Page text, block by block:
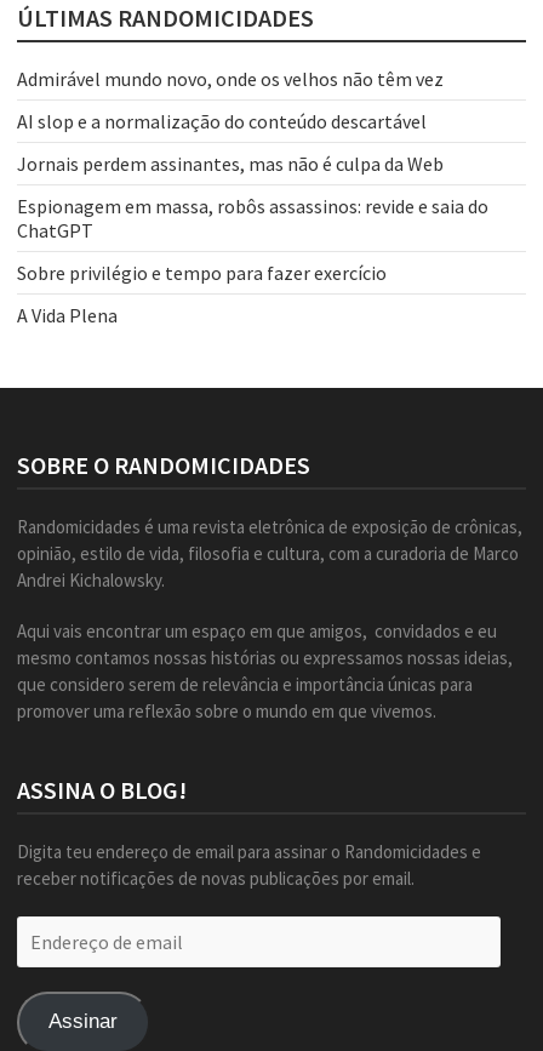
ÚLTIMAS RANDOMICIDADES
Admirável mundo novo, onde os velhos não têm vez
AI slop e a normalização do conteúdo descartável
Jornais perdem assinantes, mas não é culpa da Web
Espionagem em massa, robôs assassinos: revide e saia do
ChatGPT
Sobre privilégio e tempo para fazer exercício
A Vida Plena
SOBRE O RANDOMICIDADES
Randomicidades é uma revista eletrônica de exposição de crônicas,
opinião, estilo de vida, filosofia e cultura, com a curadoria de Marco
Andrei Kichalowsky.
Aqui vais encontrar um espaço em que amigos, convidados e eu
mesmo contamos nossas histórias ou expressamos nossas ideias,
que considero serem de relevância e importância únicas para
promover uma reflexão sobre o mundo em que vivemos.
ASSINA O BLOG!
Digita teu endereço de email para assinar o Randomicidades e
receber notificações de novas publicações por email.
de
Assinar